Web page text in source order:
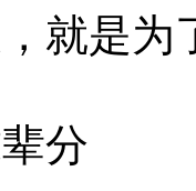
就是为
分